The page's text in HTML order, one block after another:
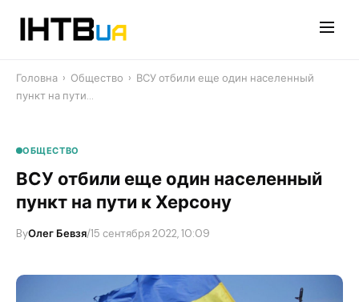
Головна › Общество › ВСУ отбили еще один населенный
пункт на пути…
ОБЩЕСТВО
ВСУ отбили еще один населенный
пункт на пути к Херсону
ByОлег Бевзя/15 сентября 2022, 10:09